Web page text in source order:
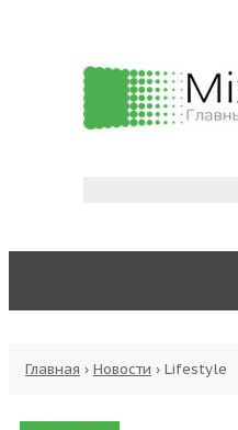
Главная › Новости › Lifestyle